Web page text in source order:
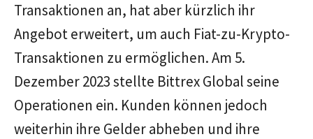
Transaktionen an, hat aber kürzlich ihr
Angebot erweitert, um auch Fiat-zu-Krypto-
Transaktionen zu ermöglichen. Am 5.
Dezember 2023 stellte Bittrex Global seine
Operationen ein. Kunden können jedoch
weiterhin ihre Gelder abheben und ihre